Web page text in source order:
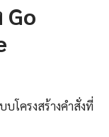
บโครงสร้างคำสั่งที่